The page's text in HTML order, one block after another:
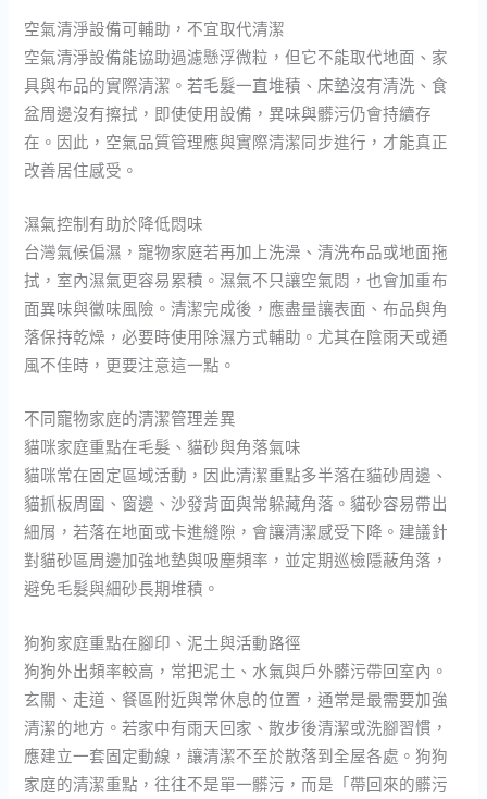
空氣清淨設備可輔助，不宜取代清潔
空氣清淨設備能協助過濾懸浮微粒，但它不能取代地面、家
具與布品的實際清潔。若毛髮一直堆積、床墊沒有清洗、食
盆周邊沒有擦拭，即使使用設備，異味與髒污仍會持續存
在。因此，空氣品質管理應與實際清潔同步進行，才能真正
改善居住感受。
濕氣控制有助於降低悶味
台灣氣候偏濕，寵物家庭若再加上洗澡、清洗布品或地面拖
拭，室內濕氣更容易累積。濕氣不只讓空氣悶，也會加重布
面異味與黴味風險。清潔完成後，應盡量讓表面、布品與角
落保持乾燥，必要時使用除濕方式輔助。尤其在陰雨天或通
風不佳時，更要注意這一點。
不同寵物家庭的清潔管理差異
貓咪家庭重點在毛髮、貓砂與角落氣味
貓咪常在固定區域活動，因此清潔重點多半落在貓砂周邊、
貓抓板周圍、窗邊、沙發背面與常躲藏角落。貓砂容易帶出
細屑，若落在地面或卡進縫隙，會讓清潔感受下降。建議針
對貓砂區周邊加強地墊與吸塵頻率，並定期巡檢隱蔽角落，
避免毛髮與細砂長期堆積。
狗狗家庭重點在腳印、泥土與活動路徑
狗狗外出頻率較高，常把泥土、水氣與戶外髒污帶回室內。
玄關、走道、餐區附近與常休息的位置，通常是最需要加強
清潔的地方。若家中有雨天回家、散步後清潔或洗腳習慣，
應建立一套固定動線，讓清潔不至於散落到全屋各處。狗狗
家庭的清潔重點，往往不是單一髒污，而是「帶回來的髒污